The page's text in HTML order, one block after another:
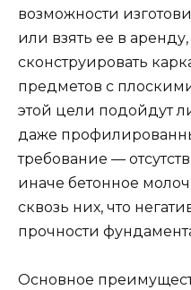
возможности
или взять ее в
сконструировать
предметов с
этой цели подойдут
даже
требование —
иначе бетонное
сквозь них, что
прочности
Основное